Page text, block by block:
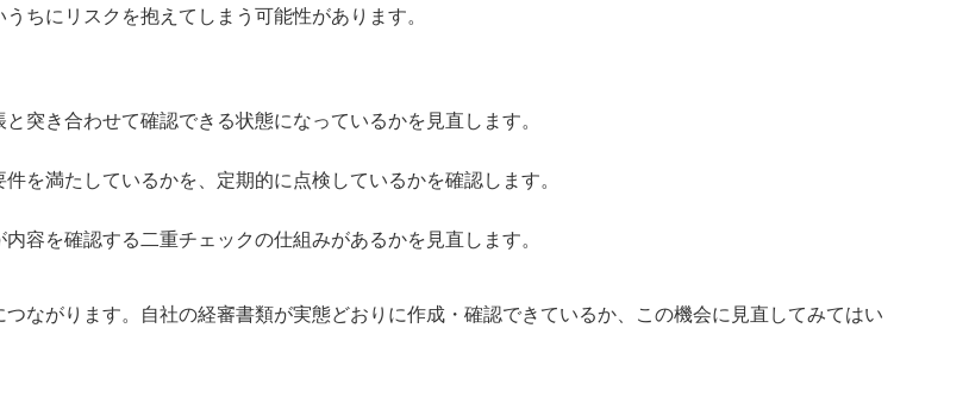
ちにリスクを抱えてしまう可能性があります。
突き合わせて確認できる状態になっているかを見直します。
を満たしているかを、定期的に点検しているかを確認します。
容を確認する二重チェックの仕組みがあるかを見直します。
ながります。自社の経審書類が実態どおりに作成・確認できているか、この機会に見直してみてはい